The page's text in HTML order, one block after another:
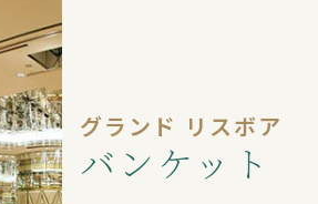
グランド リスボア
バンケット